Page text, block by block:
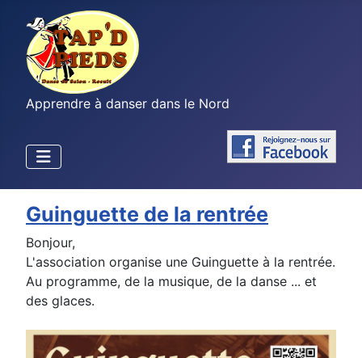
Apprendre à danser dans le Nord
Guinguette de la rentrée
Bonjour,
L'association organise une Guinguette à la rentrée.
Au programme, de la musique, de la danse ... et
des glaces.